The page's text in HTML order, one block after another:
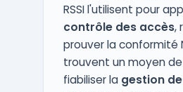
RSSI l'utilisent pour
contrôle des accès,
prouver la conformité
trouvent un moyen
fiabiliser la gestion